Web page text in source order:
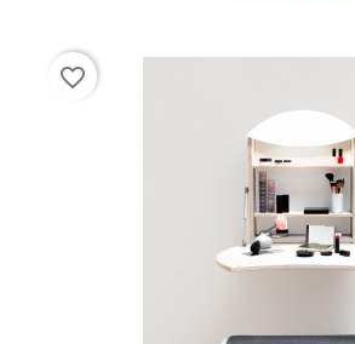
favorite_border